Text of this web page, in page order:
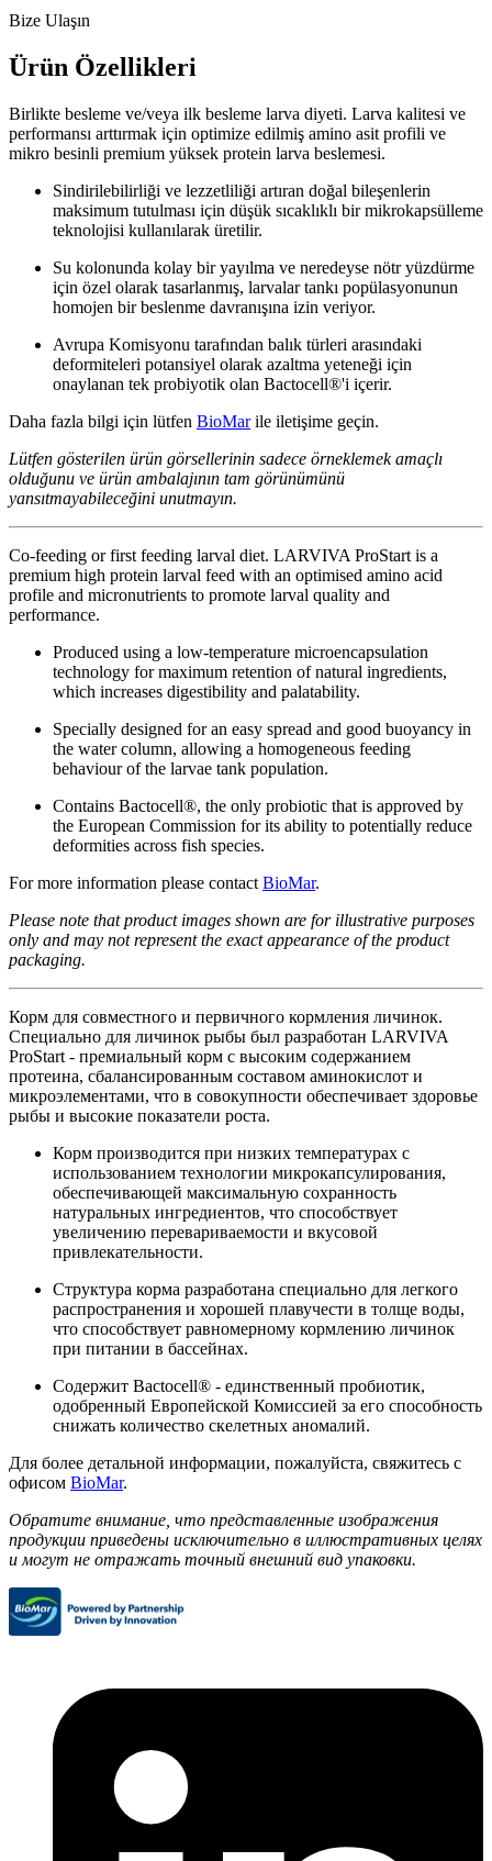
Bize Ulaşın
Ürün Özellikleri
Birlikte besleme ve/veya ilk besleme larva diyeti. Larva kalitesi ve
performansı arttırmak için optimize edilmiş amino asit profili ve
mikro besinli premium yüksek protein larva beslemesi.
Sindirilebilirliği ve lezzetliliği artıran doğal bileşenlerin
maksimum tutulması için düşük sıcaklıklı bir mikrokapsülleme
teknolojisi kullanılarak üretilir.
Su kolonunda kolay bir yayılma ve neredeyse nötr yüzdürme
için özel olarak tasarlanmış, larvalar tankı popülasyonunun
homojen bir beslenme davranışına izin veriyor.
Avrupa Komisyonu tarafından balık türleri arasındaki
deformiteleri potansiyel olarak azaltma yeteneği için
onaylanan tek probiyotik olan Bactocell®'i içerir.
Daha fazla bilgi için lütfen BioMarile iletişime geçin.
Lütfen gösterilen ürün görsellerinin sadece örneklemek amaçlı
olduğunu ve ürün ambalajının tam görünümünü
yansıtmayabileceğini unutmayın. ­
­Co-feeding or first feeding larval diet. LARVIVA ProStart is a
premium high protein larval feed with an optimised amino acid
profile and micronutrients to promote larval quality and
performance.
Produced using a low-temperature microencapsulation
technology for maximum retention of natural ingredients,
which increases digestibility and palatability.
Specially designed for an easy spread and good buoyancy in
the water column, allowing a homogeneous feeding
behaviour of the larvae tank population.
Contains Bactocell®, the only probiotic that is approved by
the European Commission for its ability to potentially reduce
deformities across fish species.
For more information please contact BioMar.
Please note that product images shown are for illustrative purposes
only and may not represent the exact appearance of the product
packaging. ­
­Корм для совместного и первичного кормления личинок.
Специально для личинок рыбы был разработан LARVIVA
ProStart - премиальный корм с высоким содержанием
протеина, сбалансированным составом аминокислот и
микроэлементами, что в совокупности обеспечивает здоровье
рыбы и высокие показатели роста.
Корм производится при низких температурах с
использованием технологии микрокапсулирования,
обеспечивающей максимальную сохранность
натуральных ингредиентов, что способствует
увеличению перевариваемости и вкусовой
привлекательности.
Структура корма разработана специально для легкого
распространения и хорошей плавучести в толще воды,
что способствует равномерному кормлению личинок
при питании в бассейнах.
Содержит Bactocell® - единственный пробиотик,
одобренный Европейской Комиссией за его способность
снижать количество скелетных аномалий.
Для более детальной информации, пожалуйста, свяжитесь с
офисом BioMar.
Обратите внимание, что представленные изображения
продукции приведены исключительно в иллюстративных целях
и могут не отражать точный внешний вид упаковки.